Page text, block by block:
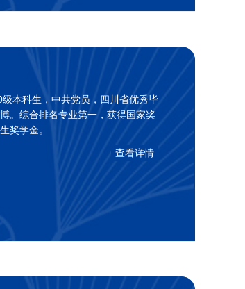
本科生，中共党员，四川省优秀毕
。综合排名专业第一，获得国家奖
奖学金。
查看详情